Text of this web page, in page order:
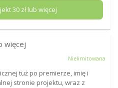
30 zł lub więcej
więcej
Nielimitowana
tuż po premierze, imię i
stronie projektu, wraz z